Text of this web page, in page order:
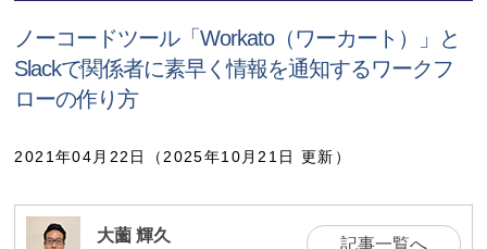
ノーコードツール「Workato（ワーカート）」と
Slackで関係者に素早く情報を通知するワークフ
ローの作り方
2021年04月22日（2025年10月21日 更新）
大薗 輝久 記事一覧へ